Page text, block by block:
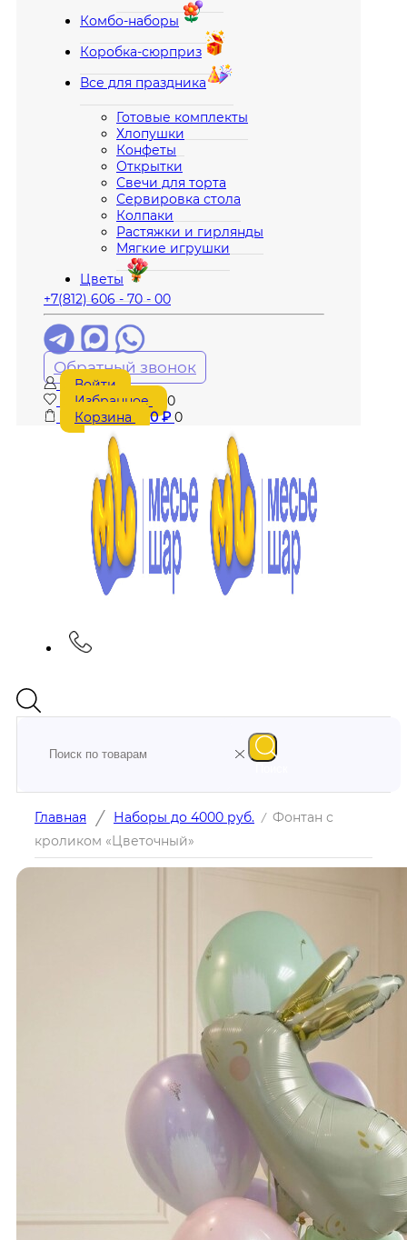
Комбо-наборы
Коробка-сюрприз
Все для праздника
Готовые комплекты
Хлопушки
Конфеты
Открытки
Свечи для торта
Сервировка стола
Колпаки
Растяжки и гирлянды
Мягкие игрушки
Цветы
+7(812) 606 - 70 - 00
Обратный звонок
Войти
Избранное
0
Корзина
0₽ 0
Главная / Наборы до 4000 руб. / Фонтан с
кроликом «Цветочный»